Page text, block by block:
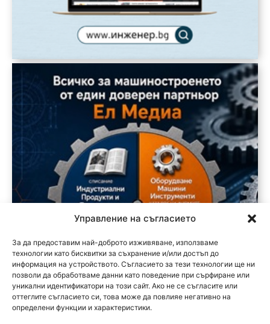
Управление на съгласието
За да предоставим най-доброто изживяване, използваме
технологии като бисквитки за съхранение и/или достъп до
информация на устройството. Съгласието за тези технологии ще ни
позволи да обработваме данни като поведение при сърфиране или
уникални идентификатори на този сайт. Ако не се съгласите или
оттеглите съгласието си, това може да повлияе негативно на
определени функции и характеристики.